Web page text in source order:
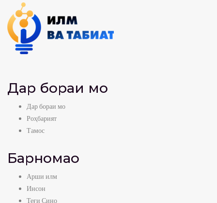
Дар бораи мо
Дар бораи мо
Роҳбарият
Тамос
Барномаҳо
Арши илм
Инсон
Теғи Сино